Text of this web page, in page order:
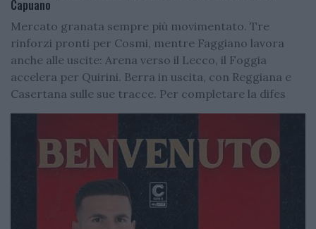
Capuano
Mercato granata sempre più movimentato. Tre
rinforzi pronti per Cosmi, mentre Faggiano lavora
anche alle uscite: Arena verso il Lecco, il Foggia
accelera per Quirini. Berra in uscita, con Reggiana e
Casertana sulle sue tracce. Per completare la difes